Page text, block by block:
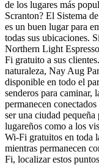
de los lugares más
Scranton? El Sistema
es un buen lugar para
todas sus ubicaciones.
Northern Light
Fi gratuito a sus
naturaleza, Nay Aug
disponible en todo el
senderos para caminar,
permanecen
ser una ciudad
lugareños como a los
Wi-Fi gratuitos en toda
mientras permanecen
Fi, localizar estos